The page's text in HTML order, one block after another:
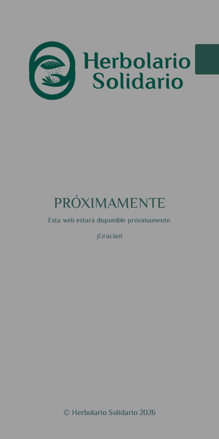
PRÓXIMAMENTE
Esta web estará disponible próximamente.
¡Gracias!
© Herbolario Solidario 2026